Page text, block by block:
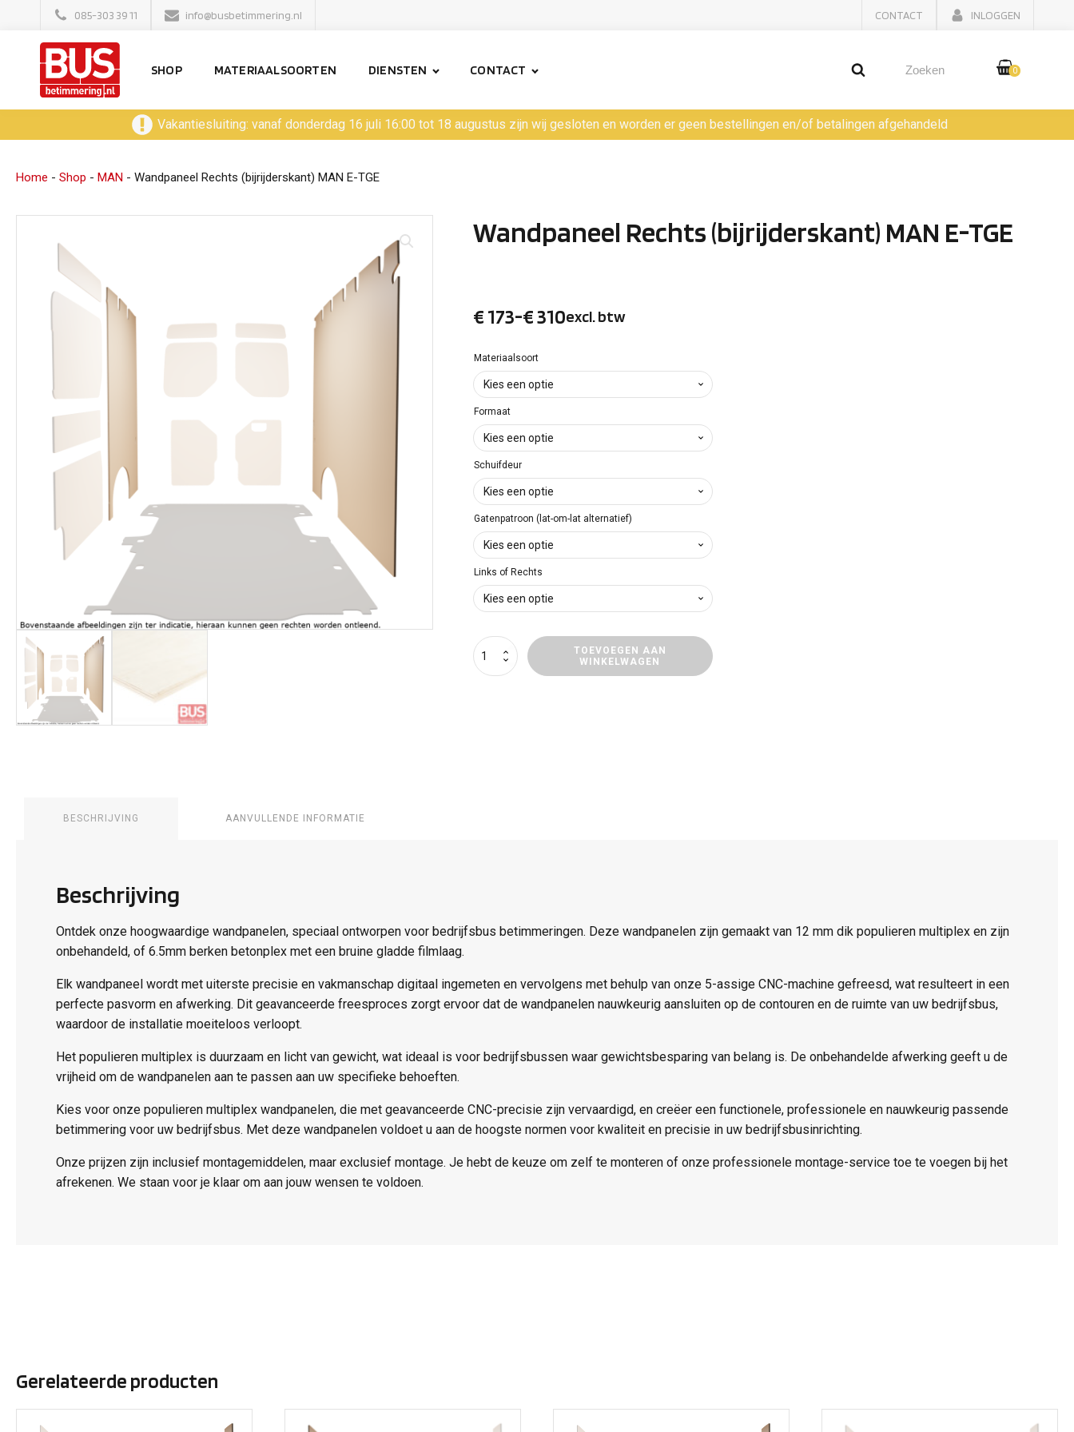
085-303 39 11 info@busbetimmering.nl CONTACT INLOGGEN
SHOP MATERIAALSOORTEN DIENSTEN CONTACT 0
Vakantiesluiting: vanaf donderdag 16 juli 16:00 tot 18 augustus zijn wij gesloten en worden er geen bestellingen en/of betalingen afgehandeld
Home - Shop - MAN - Wandpaneel Rechts (bijrijderskant) MAN E-TGE
Wandpaneel Rechts (bijrijderskant) MAN E-TGE
€ 173-€310
Prijsklasse:
€ 173
tot
€ 310
excl. btw
Materiaalsoort
Formaat
Schuifdeur
Gatenpatroon (lat-om-lat alternatief)
Links of Rechts
Wandpaneel
Rechts
(bijrijderskant)
TOEVOEGEN AAN
WINKELWAGEN
BESCHRIJVING AANVULLENDE INFORMATIE
Beschrijving
Ontdek onze hoogwaardige wandpanelen, speciaal ontworpen voor bedrijfsbus betimmeringen. Deze wandpanelen zijn gemaakt van 12 mm dik populieren multiplex en zijn
onbehandeld, of 6.5mm berken betonplex met een bruine gladde filmlaag.
Elk wandpaneel wordt met uiterste precisie en vakmanschap digitaal ingemeten en vervolgens met behulp van onze 5-assige CNC-machine gefreesd, wat resulteert in een
perfecte pasvorm en afwerking. Dit geavanceerde freesproces zorgt ervoor dat de wandpanelen nauwkeurig aansluiten op de contouren en de ruimte van uw bedrijfsbus,
waardoor de installatie moeiteloos verloopt.
Het populieren multiplex is duurzaam en licht van gewicht, wat ideaal is voor bedrijfsbussen waar gewichtsbesparing van belang is. De onbehandelde afwerking geeft u de
vrijheid om de wandpanelen aan te passen aan uw specifieke behoeften.
Kies voor onze populieren multiplex wandpanelen, die met geavanceerde CNC-precisie zijn vervaardigd, en creëer een functionele, professionele en nauwkeurig passende
betimmering voor uw bedrijfsbus. Met deze wandpanelen voldoet u aan de hoogste normen voor kwaliteit en precisie in uw bedrijfsbusinrichting.
Onze prijzen zijn inclusief montagemiddelen, maar exclusief montage. Je hebt de keuze om zelf te monteren of onze professionele montage-service toe te voegen bij het
afrekenen. We staan voor je klaar om aan jouw wensen te voldoen.
Gerelateerde producten